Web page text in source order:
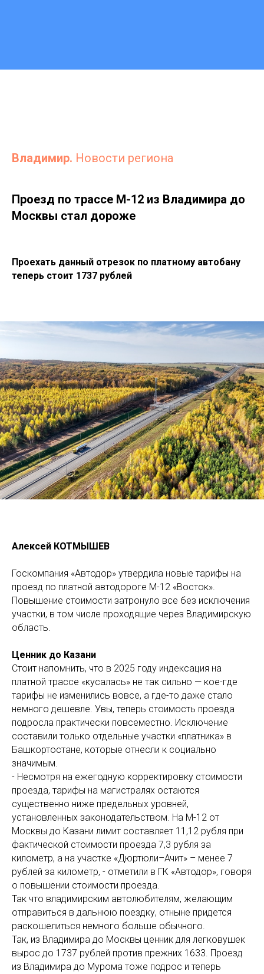
Владимир. Новости региона
Проезд по трассе М-12 из Владимира до
Москвы стал дороже
Проехать данный отрезок по платному автобану
теперь стоит 1737 рублей
Алексей КОТМЫШЕВ
Госкомпания «Автодор» утвердила новые тарифы на
проезд по платной автодороге М-12 «Восток».
Повышение стоимости затронуло все без исключения
участки, в том числе проходящие через Владимирскую
область.
Ценник до Казани
Стоит напомнить, что в 2025 году индексация на
платной трассе «кусалась» не так сильно — кое-где
тарифы не изменились вовсе, а где-то даже стало
немного дешевле. Увы, теперь стоимость проезда
подросла практически повсеместно. Исключение
составили только отдельные участки «платника» в
Башкортостане, которые отнесли к социально
значимым.
- Несмотря на ежегодную корректировку стоимости
проезда, тарифы на магистралях остаются
существенно ниже предельных уровней,
установленных законодательством. На М-12 от
Москвы до Казани лимит составляет 11,12 рубля при
фактической стоимости проезда 7,3 рубля за
километр, а на участке «Дюртюли–Ачит» – менее 7
рублей за километр, - отметили в ГК «Автодор», говоря
о повышении стоимости проезда.
Так что владимирским автолюбителям, желающим
отправиться в дальнюю поездку, отныне придется
раскошелиться немного больше обычного.
Так, из Владимира до Москвы ценник для легковушек
вырос до 1737 рублей против прежних 1633. Проезд
из Владимира до Мурома тоже подрос и теперь